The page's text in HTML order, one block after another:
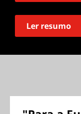
Ler resumo